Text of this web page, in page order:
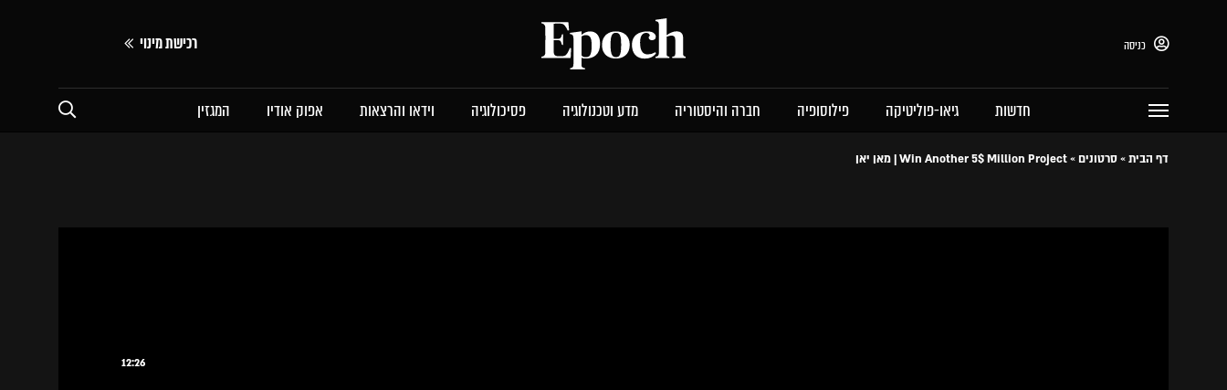
כניסה רכישת מינוי
חדשות גיאו-פוליטיקה פילוסופיה חברה והיסטוריה מדע וטכנולוגיה פסיכולוגיה וידאו והרצאות אפוק אודיו המגזין
דף הבית»סרטונים »Win Another 5$ Million Project | מאן יאן
12:26